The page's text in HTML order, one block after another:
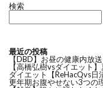
検索
最近の投稿
【DBD】お昼の健康内放送
【高橋弘樹vsダイエット
ダイエット【ReHacQvs日
更年期お腹やせない3つの